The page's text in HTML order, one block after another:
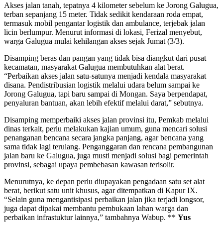
Akses jalan tanah, tepatnya 4 kilometer sebelum ke Jorong Galugua,
terban sepanjang 15 meter. Tidak sedikit kendaraan roda empat,
termasuk mobil pengantar logistik dan ambulance, terjebak jalan
licin berlumpur. Menurut informasi di lokasi, Ferizal menyebut,
warga Galugua mulai kehilangan akses sejak Jumat (3/3).
Disamping beras dan pangan yang tidak bisa diangkut dari pusat
kecamatan, masyarakat Galugua membutuhkan alat berat.
“Perbaikan akses jalan satu-satunya menjadi kendala masyarakat
disana. Pendistribusian logistik melalui udara belum sampai ke
Jorong Galugua, tapi baru sampai di Mongan. Saya berpendapat,
penyaluran bantuan, akan lebih efektif melalui darat,” sebutnya.
Disamping memperbaiki akses jalan provinsi itu, Pemkab melalui
dinas terkait, perlu melakukan kajian umum, guna mencari solusi
penanganan bencana secara jangka panjang, agar bencana yang
sama tidak lagi terulang. Penganggaran dan rencana pembangunan
jalan baru ke Galugua, juga musti menjadi solusi bagi pemerintah
provinsi, sebagai upaya pembebasan kawasan terisolir.
Menurutnya, ke depan perlu diupayakan pengadaan satu set alat
berat, berikut satu unit khusus, agar ditempatkan di Kapur IX.
“Selain guna mengantisipasi perbaikan jalan jika terjadi longsor,
juga dapat dipakai membantu pembukaan lahan warga dan
perbaikan infrastuktur lainnya,” tambahnya Wabup. ** Yus